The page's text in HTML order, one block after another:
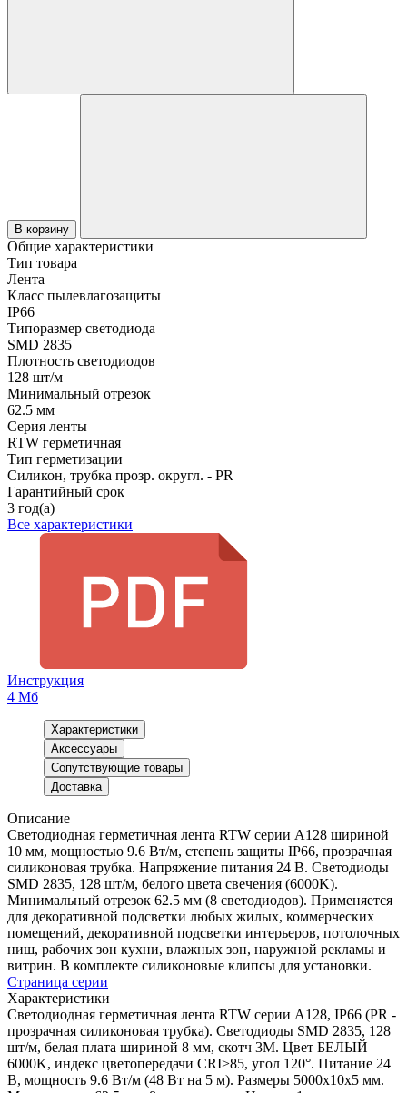
В корзину
Общие характеристики
Тип товара
Лента
Класс пылевлагозащиты
IP66
Типоразмер светодиода
SMD 2835
Плотность светодиодов
128 шт/м
Минимальный отрезок
62.5 мм
Серия ленты
RTW герметичная
Тип герметизации
Силикон, трубка прозр. округл. - PR
Гарантийный срок
3 год(а)
Все характеристики
Инструкция
4 Мб
Характеристики
Аксессуары
Сопутствующие товары
Доставка
Описание
Светодиодная герметичная лента RTW серии A128 шириной
10 мм, мощностью 9.6 Вт/м, степень защиты IP66, прозрачная
силиконовая трубка. Напряжение питания 24 В. Светодиоды
SMD 2835, 128 шт/м, белого цвета свечения (6000K).
Минимальный отрезок 62.5 мм (8 светодиодов). Применяется
для декоративной подсветки любых жилых, коммерческих
помещений, декоративной подсветки интерьеров, потолочных
ниш, рабочих зон кухни, влажных зон, наружной рекламы и
витрин. В комплекте силиконовые клипсы для установки.
Страница серии
Характеристики
Светодиодная герметичная лента RTW серии A128, IP66 (РR -
прозрачная силиконовая трубка). Светодиоды SMD 2835, 128
шт/м, белая плата шириной 8 мм, скотч 3M. Цвет БЕЛЫЙ
6000K, индекс цветопередачи CRI>85, угол 120°. Питание 24
В, мощность 9.6 Вт/м (48 Вт на 5 м). Размеры 5000x10x5 мм.